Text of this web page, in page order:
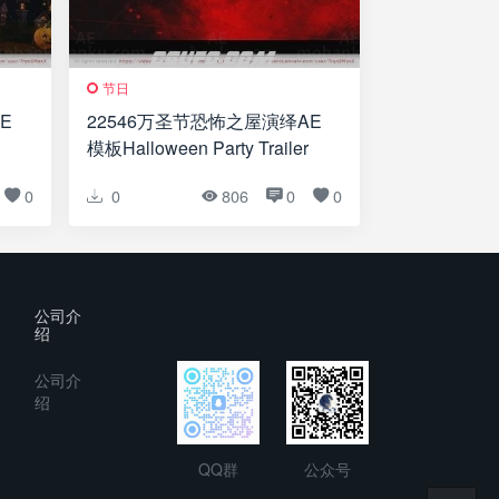
0
节日
22546万圣节恐怖之屋演绎AE
模板Halloween Party Trailer
0 806 0 0
公司介
绍
公司介
绍
QQ群 公众号